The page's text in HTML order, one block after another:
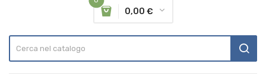
0,00 €